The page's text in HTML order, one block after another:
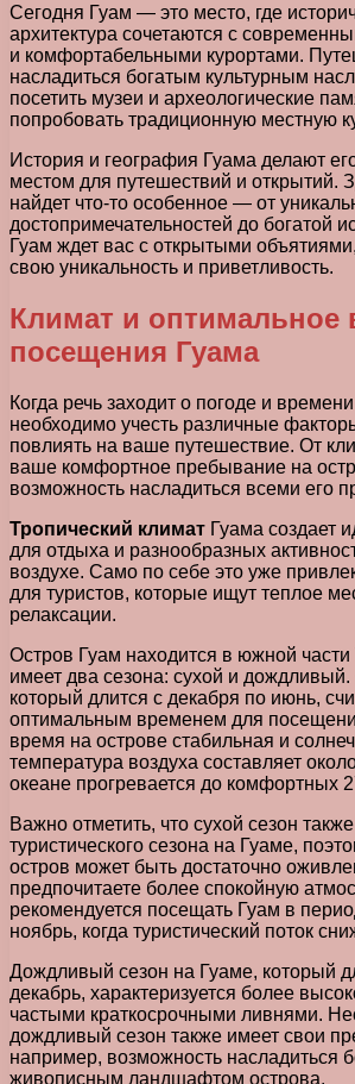
Сегодня Гуам — это место, где
архитектура сочетаются с
и комфортабельными курортами.
насладиться богатым культурным
посетить музеи и археологические
попробовать традиционную местную
История и география Гуама делают
местом для путешествий и открытий.
найдет что-то особенное — от
достопримечательностей до богатой
Гуам ждет вас с открытыми
свою уникальность и приветливость.
Климат и оптимальное
посещения Гуама
Когда речь заходит о погоде и
необходимо учесть различные
повлиять на ваше путешествие. От
ваше комфортное пребывание на
возможность насладиться всеми его
Тропический климат Гуама создает
для отдыха и разнообразных
воздухе. Само по себе это уже
для туристов, которые ищут теплое
релаксации.
Остров Гуам находится в южной части
имеет два сезона: сухой и дождливый.
который длится с декабря по июнь,
оптимальным временем для
время на острове стабильная и
температура воздуха составляет
океане прогревается до комфортных
Важно отметить, что сухой сезон
туристического сезона на Гуаме,
остров может быть достаточно
предпочитаете более спокойную
рекомендуется посещать Гуам в
ноябрь, когда туристический поток
Дождливый сезон на Гуаме, который
декабрь, характеризуется более
частыми краткосрочными ливнями.
дождливый сезон также имеет свои
например, возможность насладиться
живописным ландшафтом острова.